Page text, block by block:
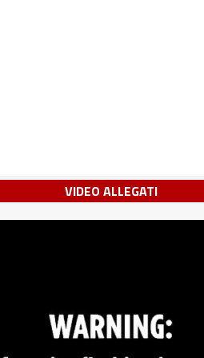
VIDEO ALLEGATI